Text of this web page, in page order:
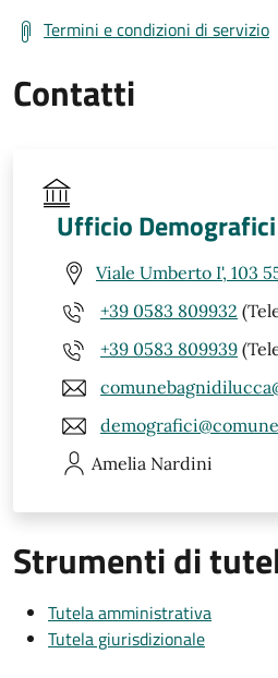
Termini e condizioni di servizio
Contatti
Ufficio Demografici
Viale Umberto I', 103
+39 0583 809932
+39 0583 809939
Amelia Nardini
Strumenti di
Tutela amministrativa
Tutela giurisdizionale